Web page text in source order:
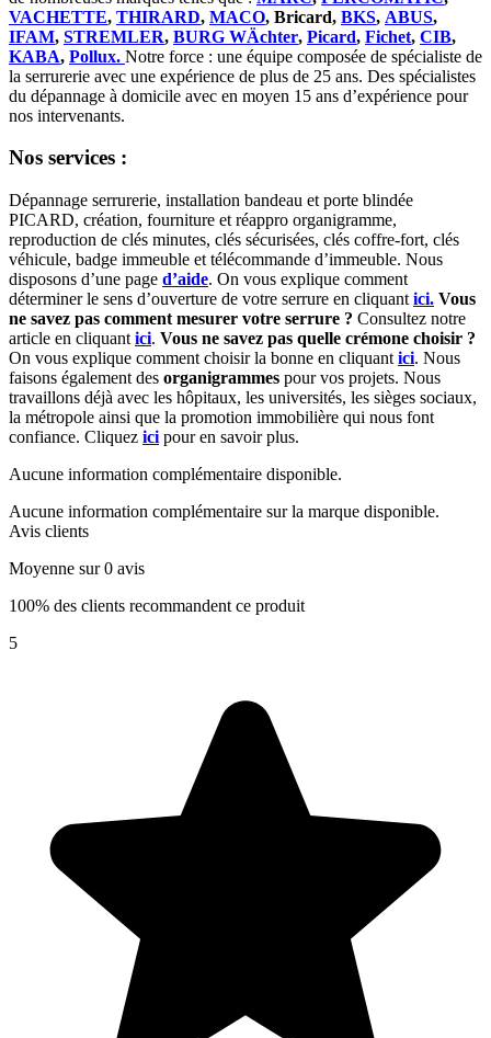
VACHETTE, THIRARD, MACO, Bricard, BKS, ABUS,
IFAM, STREMLER, BURG WÄchter, Picard, Fichet, CIB,
KABA, Pollux. Notre force : une équipe composée de spécialiste de
la serrurerie avec une expérience de plus de 25 ans. Des spécialistes
du dépannage à domicile avec en moyen 15 ans d’expérience pour
nos intervenants.
Nos services :
Dépannage serrurerie, installation bandeau et porte blindée
PICARD, création, fourniture et réappro organigramme,
reproduction de clés minutes, clés sécurisées, clés coffre-fort, clés
véhicule, badge immeuble et télécommande d’immeuble. Nous
disposons d’une page d’aide. On vous explique comment
déterminer le sens d’ouverture de votre serrure en cliquant ici. Vous
ne savez pas comment mesurer votre serrure ? Consultez notre
article en cliquant ici. Vous ne savez pas quelle crémone choisir ?
On vous explique comment choisir la bonne en cliquant ici. Nous
faisons également des organigrammes pour vos projets. Nous
travaillons déjà avec les hôpitaux, les universités, les sièges sociaux,
la métropole ainsi que la promotion immobilière qui nous font
confiance. Cliquez ici pour en savoir plus.
Aucune information complémentaire disponible.
Aucune information complémentaire sur la marque disponible.
Avis clients
Moyenne sur 0 avis
100% des clients recommandent ce produit
5